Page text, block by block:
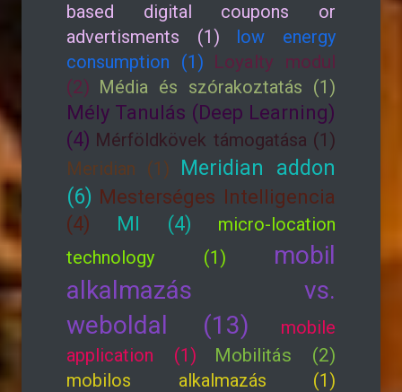
based digital coupons or
advertisments (1)
low energy
consumption (1) Loyalty modul
(2) Média és szórakoztatás (1)
Mély Tanulás (Deep Learning)
(4) Mérföldkövek támogatása (1)
Meridian (1)
Meridian addon
(6) Mesterséges Intelligencia
(4)
MI (4)
micro-location
technology (1)
mobil
alkalmazás vs.
weboldal (13)
mobile
application (1)
Mobilitás (2)
mobilos alkalmazás (1)